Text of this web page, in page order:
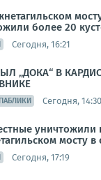
более 20
Сегодня, 16:21
„ДОКА“ В
ПАБЛИКИ Сегодня, 14:30
уничтожили
мосту
Сегодня, 17:19